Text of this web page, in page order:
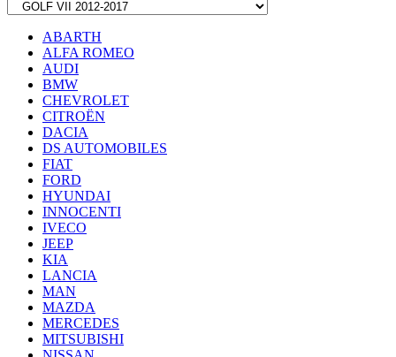
ABARTH
ALFA ROMEO
AUDI
BMW
CHEVROLET
CITROËN
DACIA
DS AUTOMOBILES
FIAT
FORD
HYUNDAI
INNOCENTI
IVECO
JEEP
KIA
LANCIA
MAN
MAZDA
MERCEDES
MITSUBISHI